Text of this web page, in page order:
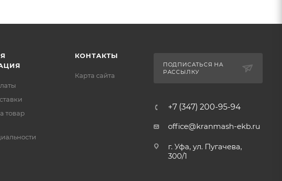
товар
КОНТАКТЫ
Карта сайта
ПОДПИСАТЬСЯ НА
РАССЫЛКУ
+7 (347) 200-95-94
office@kranmash-ekb.ru
г. Уфа, ул. Пугачева,
300/1